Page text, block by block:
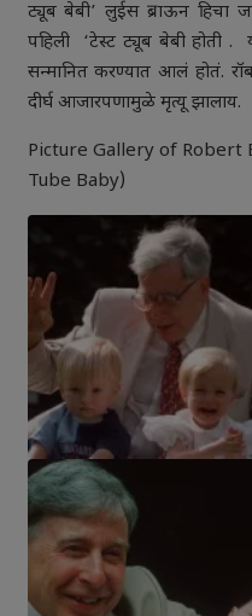
ट्यूब बेबी’ लुईस ब्राऊन हिचा
पहिली ‘टेस्ट ट्यूब बेबी होती .
सन्मानित करण्यात आलं होतं.
दीर्घ आजारपणामुळे मृत्यू झालाय.
Picture Gallery of Robert
Tube Baby)